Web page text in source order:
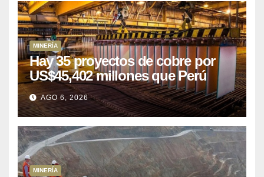
MINERÍA
Hay 35 proyectos de cobre por
US$45,402 millones que Perú
puede aprovechar
AGO 6, 2026
MINERÍA